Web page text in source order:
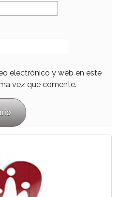
electrónico y web en este
vez que comente.